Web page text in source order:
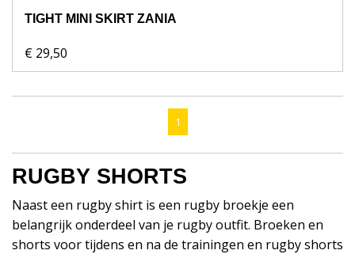
TIGHT MINI SKIRT ZANIA
€ 29,50
1
RUGBY SHORTS
Naast een rugby shirt is een rugby broekje een
belangrijk onderdeel van je rugby outfit. Broeken en
shorts voor tijdens en na de trainingen en rugby shorts